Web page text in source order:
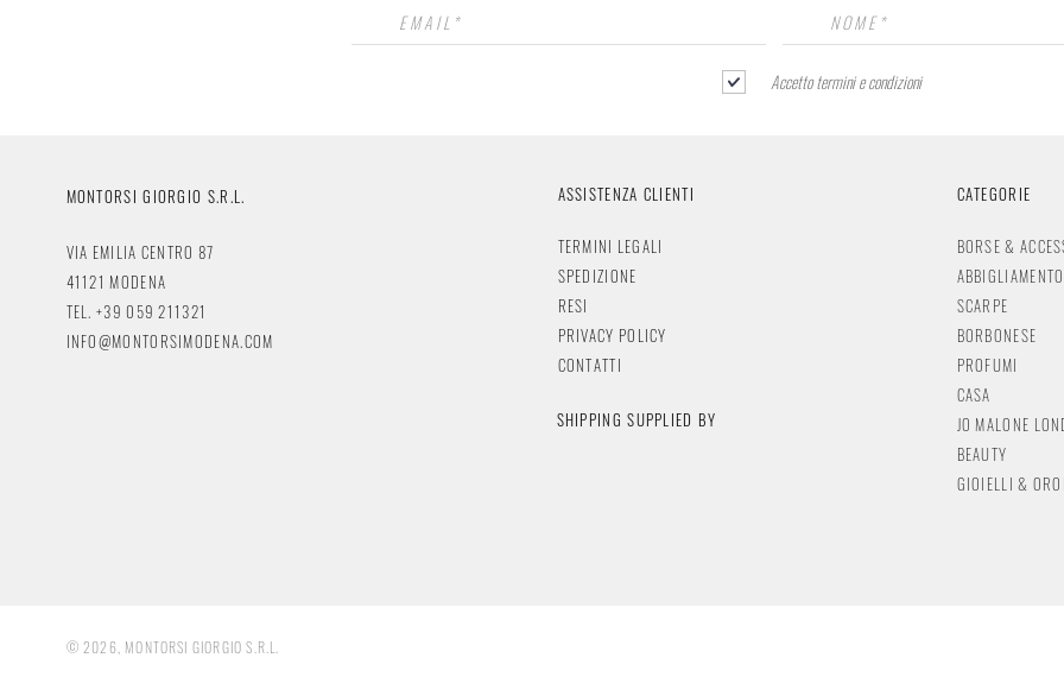
Accetto termini e condizioni
MONTORSI GIORGIO S.R.L.
VIA EMILIA CENTRO 87
41121 MODENA
TEL. +39 059 211321
INFO@MONTORSIMODENA.COM
ASSISTENZA CLIENTI
TERMINI LEGALI
SPEDIZIONE
RESI
PRIVACY POLICY
CONTATTI
SHIPPING SUPPLIED BY
CATEGORIE
BORSE &
ABBIGLIAMENTO
SCARPE
BORBONESE
PROFUMI
CASA
JO MALONE
BEAUTY
GIOIELLI &
© 2026, MONTORSI GIORGIO S.R.L.